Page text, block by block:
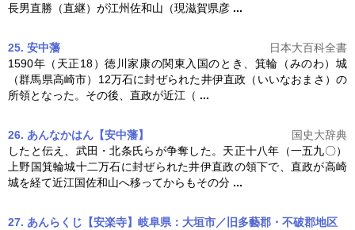
長男直勝（直継）が江州佐和山（現滋賀県彦 ...
25. 安中藩
日本大百科全書
1590年（天正18）徳川家康の関東入国のとき、箕輪（みのわ）城
（群馬県高崎市）12万石に封ぜられた井伊直政 （いいなおまさ）の
所領となった。その後、直政が近江（ ...
26. あんなかはん【安中藩】
国史大辞典
したと伝え、武田・北条氏らが争奪した。天正十八年（一五九〇）
上野国箕輪城十二万石に封ぜられた井伊直政の領下で、直政が高崎
城を経て近江国佐和山へ移ってからもその分 ...
27. あんらくじ【安楽寺】岐阜県：大垣市／旧多藝郡・不破郡地区